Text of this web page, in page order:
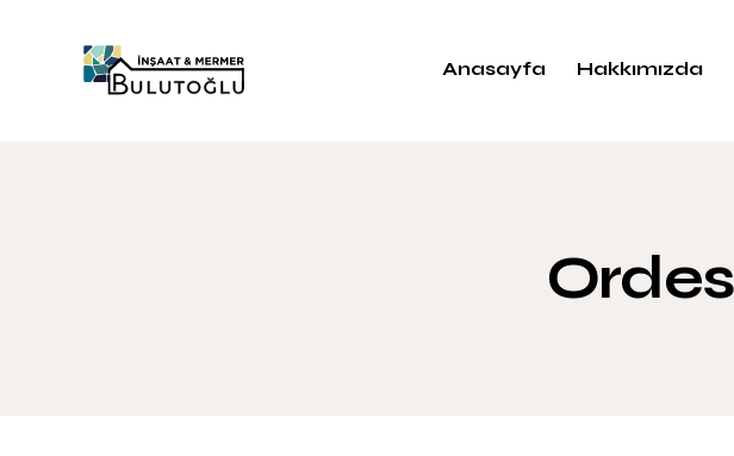
Anasayfa Hakkımızda